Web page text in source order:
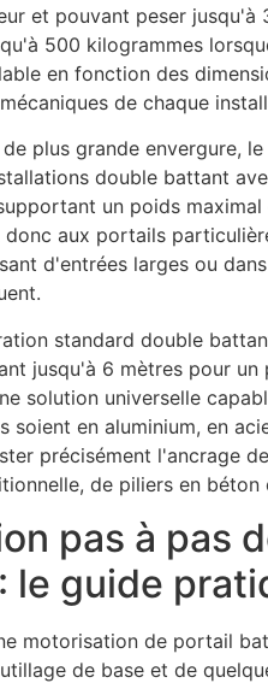
et pouvant peser
500 kilogrammes
en fonction des
de chaque
plus grande envergure,
double battant
un poids
aux portails
d'entrées larges ou
standard double
jusqu'à 6 mètres pour
solution universelle
soient en aluminium, en
précisément l'ancrage
de piliers en
pas à pas
le guide
motorisation de portail
de base et de